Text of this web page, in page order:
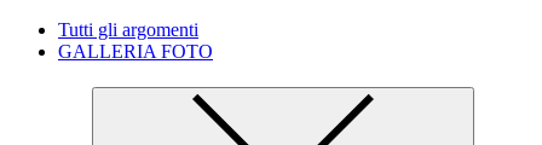
Tutti gli argomenti
GALLERIA FOTO